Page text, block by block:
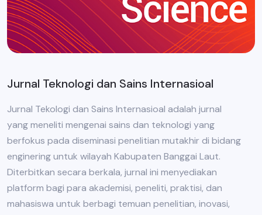
Jurnal Teknologi dan Sains Internasioal
Jurnal Tekologi dan Sains Internasioal adalah jurnal
yang meneliti mengenai sains dan teknologi yang
berfokus pada diseminasi penelitian mutakhir di bidang
enginering untuk wilayah Kabupaten Banggai Laut.
Diterbitkan secara berkala, jurnal ini menyediakan
platform bagi para akademisi, peneliti, praktisi, dan
mahasiswa untuk berbagi temuan penelitian, inovasi,